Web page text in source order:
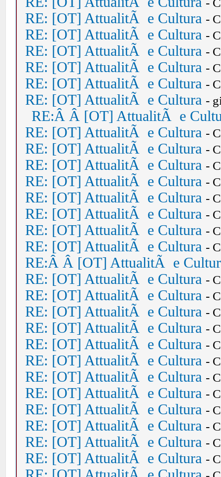
-
RE: [OT] AttualitÃ e Cultura -
RE: [OT] AttualitÃ e Cultura -
RE: [OT] AttualitÃ e Cultura -
RE: [OT] AttualitÃ e Cultura -
RE: [OT] AttualitÃ e Cultura -
RE: [OT] AttualitÃ e Cultura -
RE:Â Â [OT] AttualitÃ e
RE: [OT] AttualitÃ e Cultura -
RE: [OT] AttualitÃ e Cultura -
RE: [OT] AttualitÃ e Cultura -
RE: [OT] AttualitÃ e Cultura -
RE: [OT] AttualitÃ e Cultura -
RE: [OT] AttualitÃ e Cultura -
RE: [OT] AttualitÃ e Cultura -
RE: [OT] AttualitÃ e Cultura -
RE:Â Â [OT] AttualitÃ e
RE: [OT] AttualitÃ e Cultura -
RE: [OT] AttualitÃ e Cultura -
RE: [OT] AttualitÃ e Cultura -
RE: [OT] AttualitÃ e Cultura -
RE: [OT] AttualitÃ e Cultura -
RE: [OT] AttualitÃ e Cultura -
RE: [OT] AttualitÃ e Cultura -
RE: [OT] AttualitÃ e Cultura -
RE: [OT] AttualitÃ e Cultura -
RE: [OT] AttualitÃ e Cultura -
RE: [OT] AttualitÃ e Cultura -
RE: [OT] AttualitÃ e Cultura -